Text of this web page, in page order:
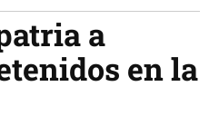
a
en la